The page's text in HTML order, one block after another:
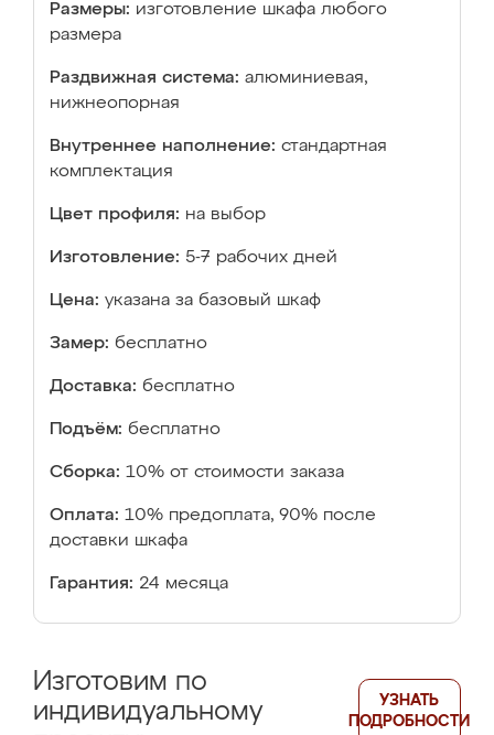
Размеры: изготовление шкафа любого
размера
Раздвижная система: алюминиевая,
нижнеопорная
Внутреннее наполнение: стандартная
комплектация
Цвет профиля: на выбор
Изготовление: 5-7 рабочих дней
Цена: указана за базовый шкаф
Замер: бесплатно
Доставка: бесплатно
Подъём: бесплатно
Сборка: 10% от стоимости заказа
Оплата: 10% предоплата, 90% после
доставки шкафа
Гарантия: 24 месяца
Изготовим по
индивидуальному
УЗНАТЬ
ПОДРОБНОСТИ